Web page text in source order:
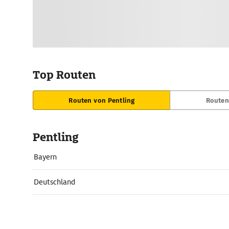
Top Routen
Routen von Pentling
Pentling
Bayern
Deutschland